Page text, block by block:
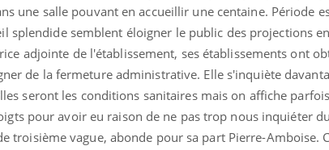
une salle pouvant en accueillir une centaine. Période
splendide semblent éloigner le public des projections
adjointe de l'établissement, ses établissements ont
de la fermeture administrative. Elle s'inquiète
seront les conditions sanitaires mais on affiche
pour avoir eu raison de ne pas trop nous inquiéter
troisième vague, abonde pour sa part Pierre-Amboise.